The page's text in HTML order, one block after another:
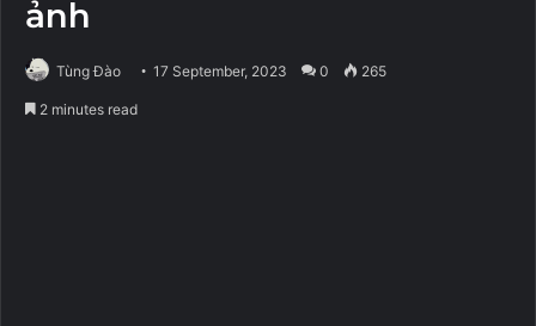
ảnh
Tùng Đào 17 September, 2023 0 265
2 minutes read